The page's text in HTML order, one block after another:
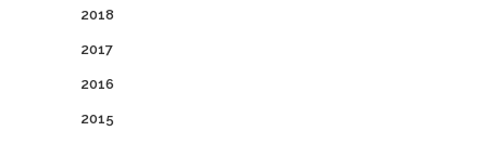
2018
2017
2016
2015